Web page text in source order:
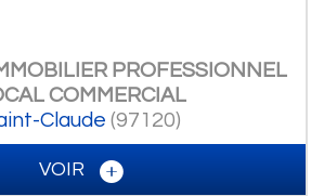
PROFESSIONNEL
COMMERCIAL
Claude (97120)
VOIR